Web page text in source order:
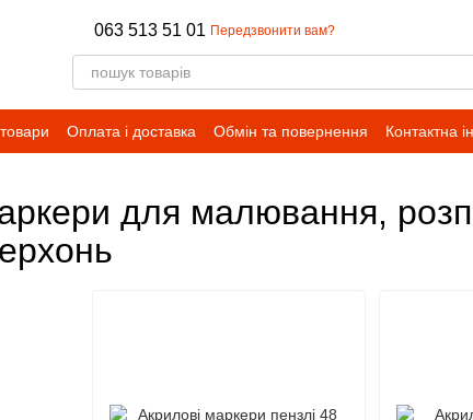
063 513 51 01 Передзвонити вам?
Оплата і доставка Обмін та повернення Контактна
для малювання,